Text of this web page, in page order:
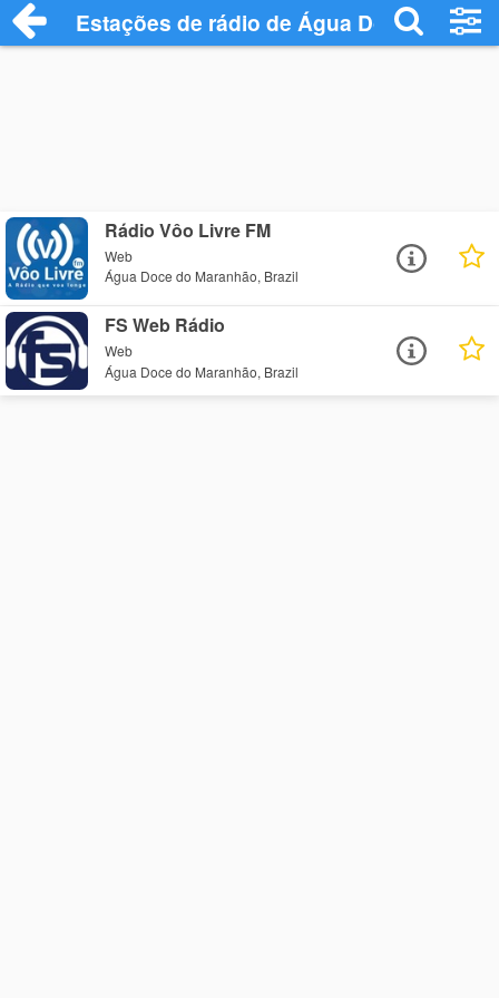
Estações de rádio de Água Doce do
Rádio Vôo Livre FM
Web
Água Doce do Maranhão, Brazil
FS Web Rádio
Web
Água Doce do Maranhão, Brazil